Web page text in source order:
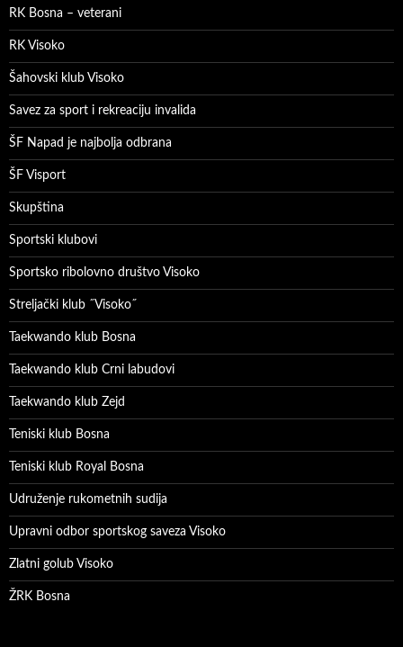
RK Bosna – veterani
RK Visoko
Šahovski klub Visoko
Savez za sport i rekreaciju invalida
ŠF Napad je najbolja odbrana
ŠF Visport
Skupština
Sportski klubovi
Sportsko ribolovno društvo Visoko
Streljački klub ˝Visoko˝
Taekwando klub Bosna
Taekwando klub Crni labudovi
Taekwando klub Zejd
Teniski klub Bosna
Teniski klub Royal Bosna
Udruženje rukometnih sudija
Upravni odbor sportskog saveza Visoko
Zlatni golub Visoko
ŽRK Bosna